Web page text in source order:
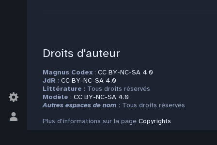
Basculer
Droits d'auteur
Magnus Codex : CC BY-NC-SA 4.0
JdR : CC BY-NC-SA 4.0
Littérature : Tous droits réservés
Modèle : CC BY-NC-SA 4.0
Autres espaces de nom : Tous droits réservés
Plus d'informations sur la page Copyrights